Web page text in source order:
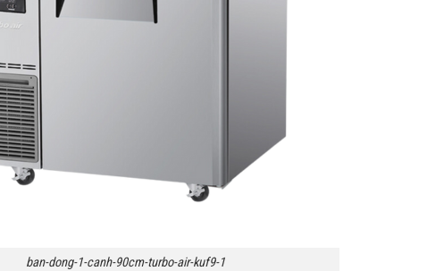
ban-dong-1-canh-90cm-turbo-air-kuf9-1